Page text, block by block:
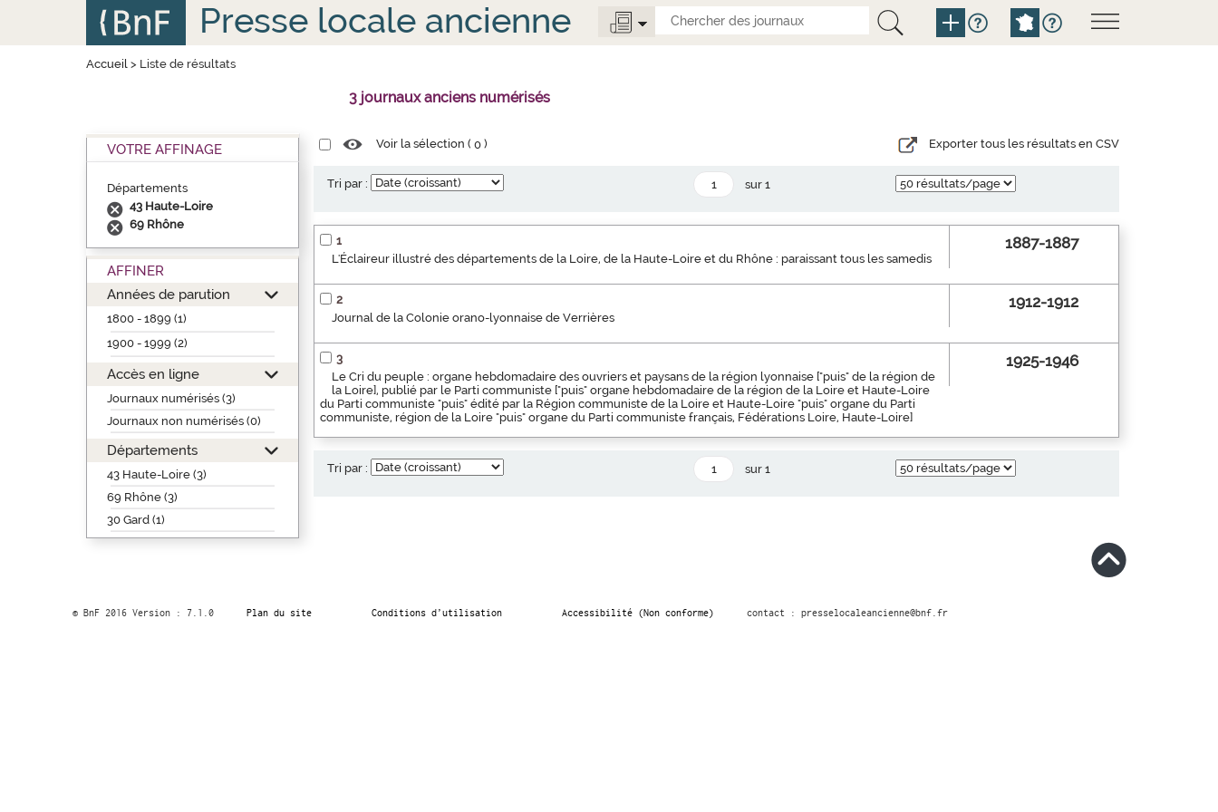
Presse locale ancienne
Accueil> Liste de résultats
3 journaux anciens numérisés
VOTRE AFFINAGE
Départements
43 Haute-Loire
69 Rhône
AFFINER
Années de parution
1800 - 1899 (1)
1900 - 1999 (2)
Accès en ligne
Journaux numérisés (3)
Journaux non numérisés (0)
Départements
43 Haute-Loire (3)
69 Rhône (3)
30 Gard (1)
Voir la sélection (0 ) Exporter tous les résultats en CSV
Tri par : sur 1
1
L'Éclaireur illustré des départements de la Loire, de la Haute-Loire et du Rhône : paraissant tous les samedis
1887-1887
2
Journal de la Colonie orano-lyonnaise de Verrières
1912-1912
3
Le Cri du peuple : organe hebdomadaire des ouvriers et paysans de la région lyonnaise ["puis" de la région de
la Loire], publié par le Parti communiste ["puis" organe hebdomadaire de la région de la Loire et Haute-Loire
du Parti communiste "puis" édité par la Région communiste de la Loire et Haute-Loire "puis" organe du Parti
communiste, région de la Loire "puis" organe du Parti communiste français, Fédérations Loire, Haute-Loire]
1925-1946
Tri par : sur 1
© BnF 2016 Version : 7.1.0 Plan du site Conditions d’utilisation Accessibilité (Non conforme) contact : presselocaleancienne@bnf.fr
Panneau de gestion des cookies